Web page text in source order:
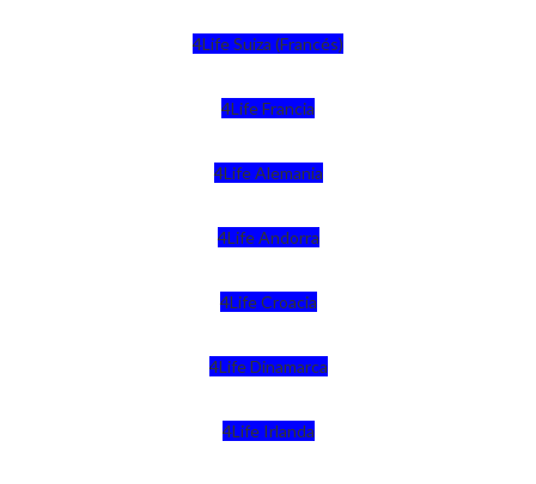
4Life Suiza (Francés)
4Life Francia
4Life Alemania
4Life Andorra
4Life Croacia
4Life Dinamarca
4Life Irlanda